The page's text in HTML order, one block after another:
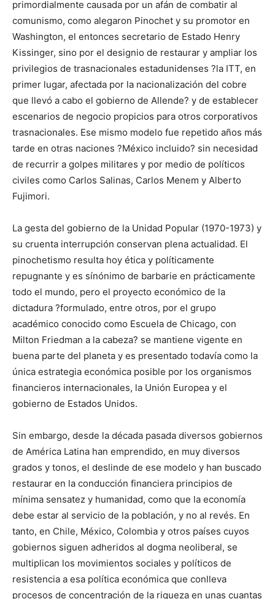
primordialmente causada por un afán de combatir al
comunismo, como alegaron Pinochet y su promotor en
Washington, el entonces secretario de Estado Henry
Kissinger, sino por el designio de restaurar y ampliar los
privilegios de trasnacionales estadunidenses ?la ITT, en
primer lugar, afectada por la nacionalización del cobre
que llevó a cabo el gobierno de Allende? y de establecer
escenarios de negocio propicios para otros corporativos
trasnacionales. Ese mismo modelo fue repetido años más
tarde en otras naciones ?México incluido? sin necesidad
de recurrir a golpes militares y por medio de políticos
civiles como Carlos Salinas, Carlos Menem y Alberto
Fujimori.
La gesta del gobierno de la Unidad Popular (1970-1973) y
su cruenta interrupción conservan plena actualidad. El
pinochetismo resulta hoy ética y políticamente
repugnante y es sínónimo de barbarie en prácticamente
todo el mundo, pero el proyecto económico de la
dictadura ?formulado, entre otros, por el grupo
académico conocido como Escuela de Chicago, con
Milton Friedman a la cabeza? se mantiene vigente en
buena parte del planeta y es presentado todavía como la
única estrategia económica posible por los organismos
financieros internacionales, la Unión Europea y el
gobierno de Estados Unidos.
Sin embargo, desde la década pasada diversos gobiernos
de América Latina han emprendido, en muy diversos
grados y tonos, el deslinde de ese modelo y han buscado
restaurar en la conducción financiera principios de
mínima sensatez y humanidad, como que la economía
debe estar al servicio de la población, y no al revés. En
tanto, en Chile, México, Colombia y otros países cuyos
gobiernos siguen adheridos al dogma neoliberal, se
multiplican los movimientos sociales y políticos de
resistencia a esa política económica que conlleva
procesos de concentración de la riqueza en unas cuantas